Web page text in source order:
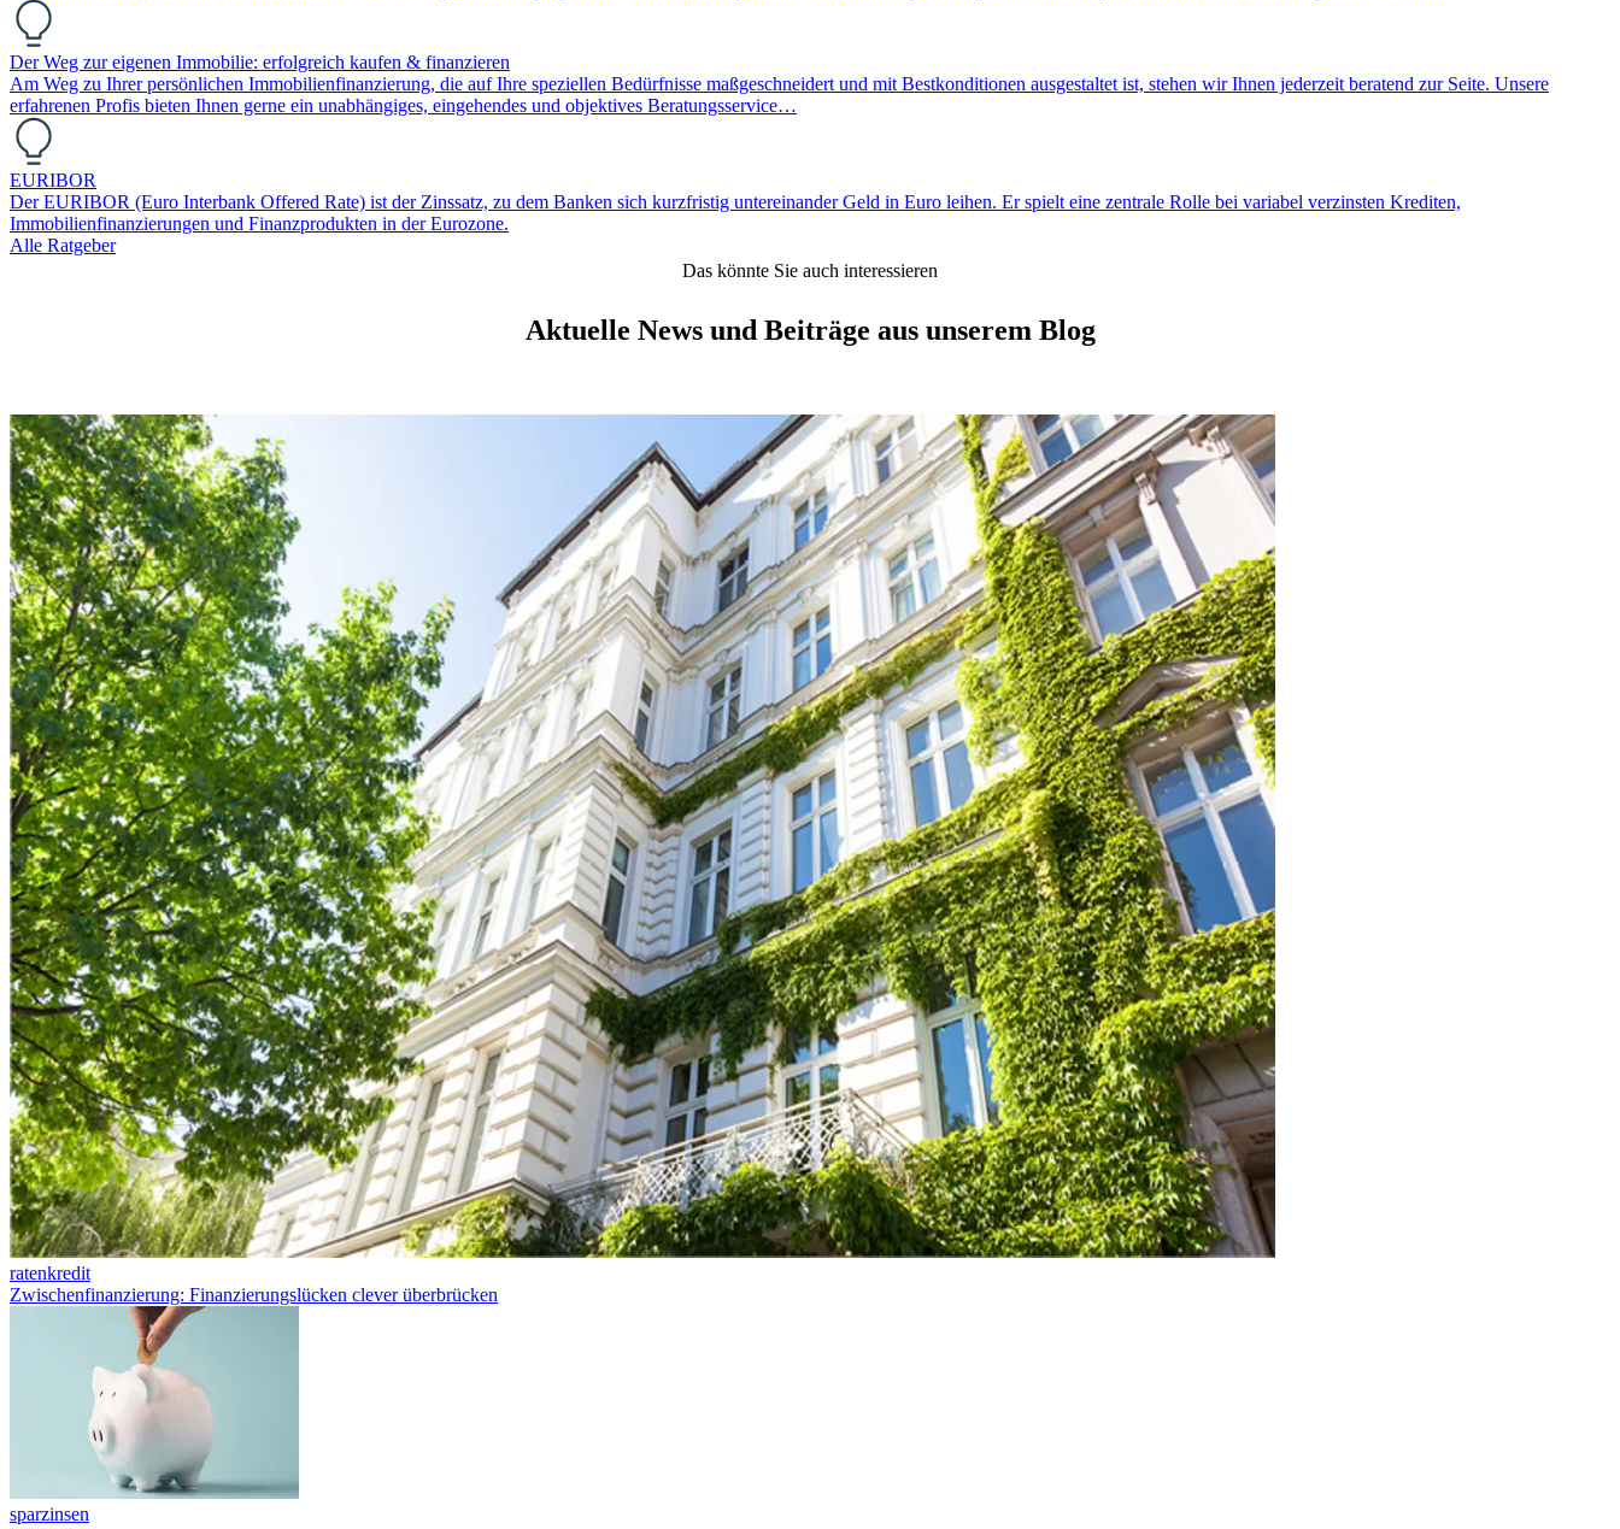
Der Weg zur eigenen Immobilie: erfolgreich kaufen & finanzieren
Am Weg zu Ihrer persönlichen Immobilienfinanzierung, die auf Ihre speziellen Bedürfnisse maßgeschneidert und mit Bestkonditionen ausgestaltet ist, stehen wir Ihnen jederzeit beratend zur Seite. Unsere
erfahrenen Profis bieten Ihnen gerne ein unabhängiges, eingehendes und objektives Beratungsservice…
EURIBOR
Der EURIBOR (Euro Interbank Offered Rate) ist der Zinssatz, zu dem Banken sich kurzfristig untereinander Geld in Euro leihen. Er spielt eine zentrale Rolle bei variabel verzinsten Krediten,
Immobilienfinanzierungen und Finanzprodukten in der Eurozone.
Alle Ratgeber
Das könnte Sie auch interessieren
Aktuelle News und Beiträge aus unserem Blog
ratenkredit
Zwischenfinanzierung: Finanzierungslücken clever überbrücken
sparzinsen